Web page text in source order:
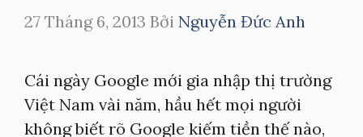
27 Tháng 6, 2013 Bởi Nguyễn Đức Anh
Cái ngày Google mới gia nhập thị trường
Việt Nam vài năm, hầu hết mọi người
không biết rõ Google kiếm tiền thế nào,